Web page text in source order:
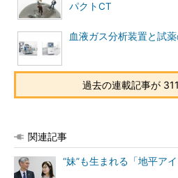
パクトCT
血液ガス分析装置と試
過去の連載記事が
関連記事
“妹”も生まれる「地平ア